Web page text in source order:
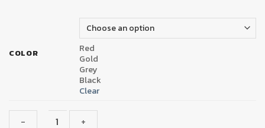
COLOR
Red
Gold
Grey
Black
Clear